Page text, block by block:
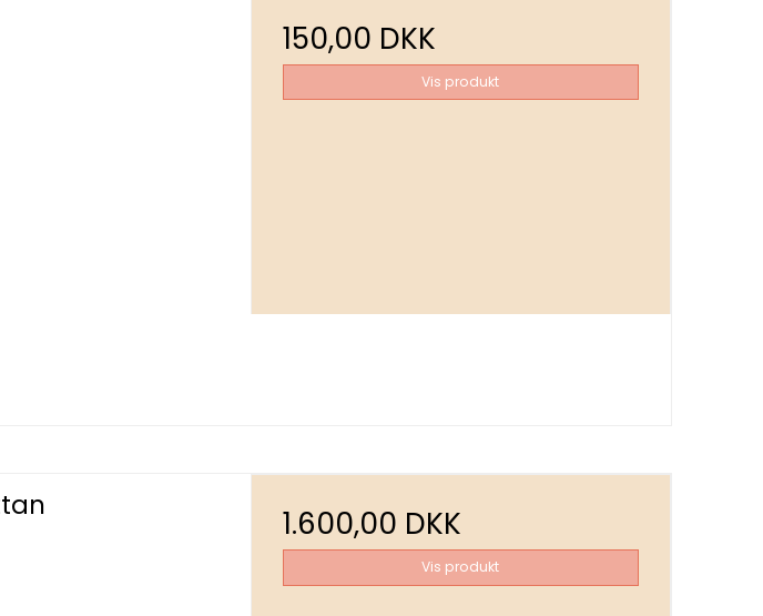
150,00 DKK
Vis produkt
1.600,00 DKK
Vis produkt